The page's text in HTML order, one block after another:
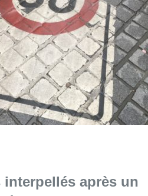
interpellés après un